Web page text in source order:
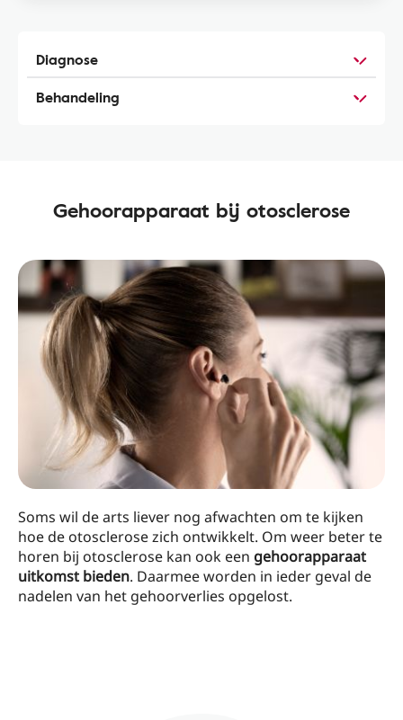
Diagnose
Behandeling
Gehoorapparaat bij otosclerose
Soms wil de arts liever nog afwachten om te kijken
hoe de otosclerose zich ontwikkelt. Om weer beter te
horen bij otosclerose kan ook een gehoorapparaat
uitkomst bieden. Daarmee worden in ieder geval de
nadelen van het gehoorverlies opgelost.